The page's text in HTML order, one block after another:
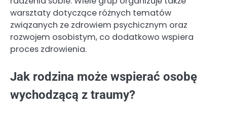
warsztaty dotyczące różnych tematów
związanych ze zdrowiem psychicznym oraz
rozwojem osobistym, co dodatkowo wspiera
proces zdrowienia.
Jak rodzina może wspierać osobę
wychodzącą z traumy?